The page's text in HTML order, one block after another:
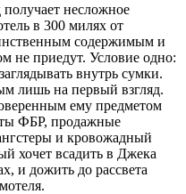
несложное
в 300 милях от
содержимым и
не приедут. Условие одно:
внутрь сумки.
лишь на первый взгляд.
ему предметом
ФБР, продажные
и кровожадный
хочет всадить в Джека
и дожить до рассвета